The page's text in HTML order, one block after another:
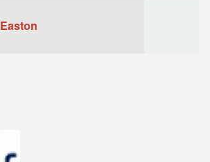
Easton